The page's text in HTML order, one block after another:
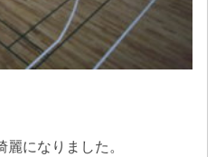
になりました。